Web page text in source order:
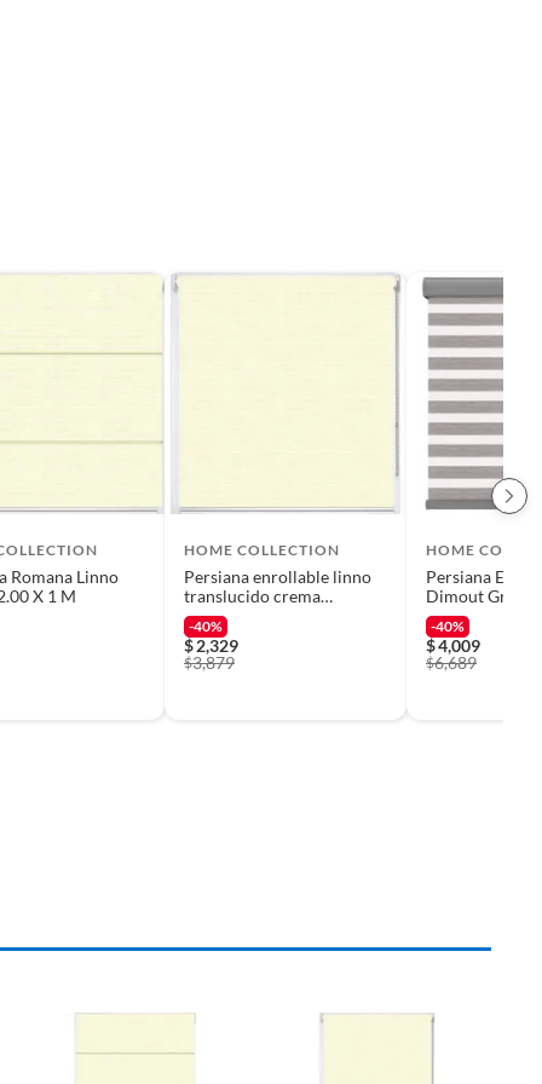
Romana Linno
X 1 M
HOME COLLECTION
Persiana enrollable linno
translucido crema
2.20mx1.60m
-40%
$2,329
$3,879
HOME
Persiana
Dimout Gris
-40%
$4,009
$6,689